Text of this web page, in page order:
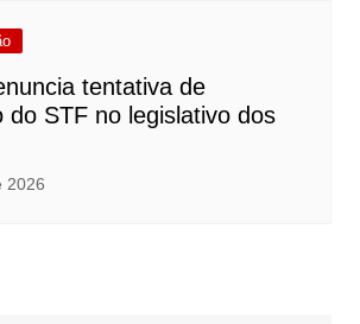
tentativa de
do STF no legislativo dos
2026